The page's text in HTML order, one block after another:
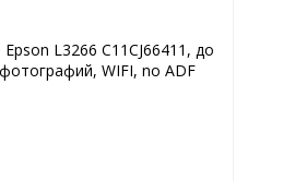
L3266 C11CJ66411, до
WIFI, no ADF